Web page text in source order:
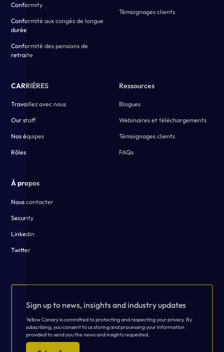
Conformity
Conformité aux congés de longue
durée
Conformité des pensions de
retraite
Témoignages clients
CARRIÈRES
Travaillez avec nous
Our staff
Nos équipes
Rôles
Ressources
Blogues
Webinaires et téléchargements
Témoignages clients
FAQs
À propos
Nous contacter
Security
Linkedin
Twitter
Sign up to news, insights and industry updates
Yellow Canary is committed to protecting and respecting your privacy. By
subscribing, you consent to us storing and processing your information
provided to send you the news and insights requested.